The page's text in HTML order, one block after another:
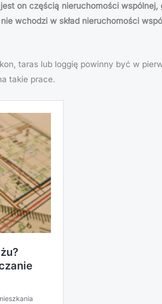
on częścią nieruchomości
wchodzi w skład nieruchomości
taras lub loggię powinny być w
takie prace.